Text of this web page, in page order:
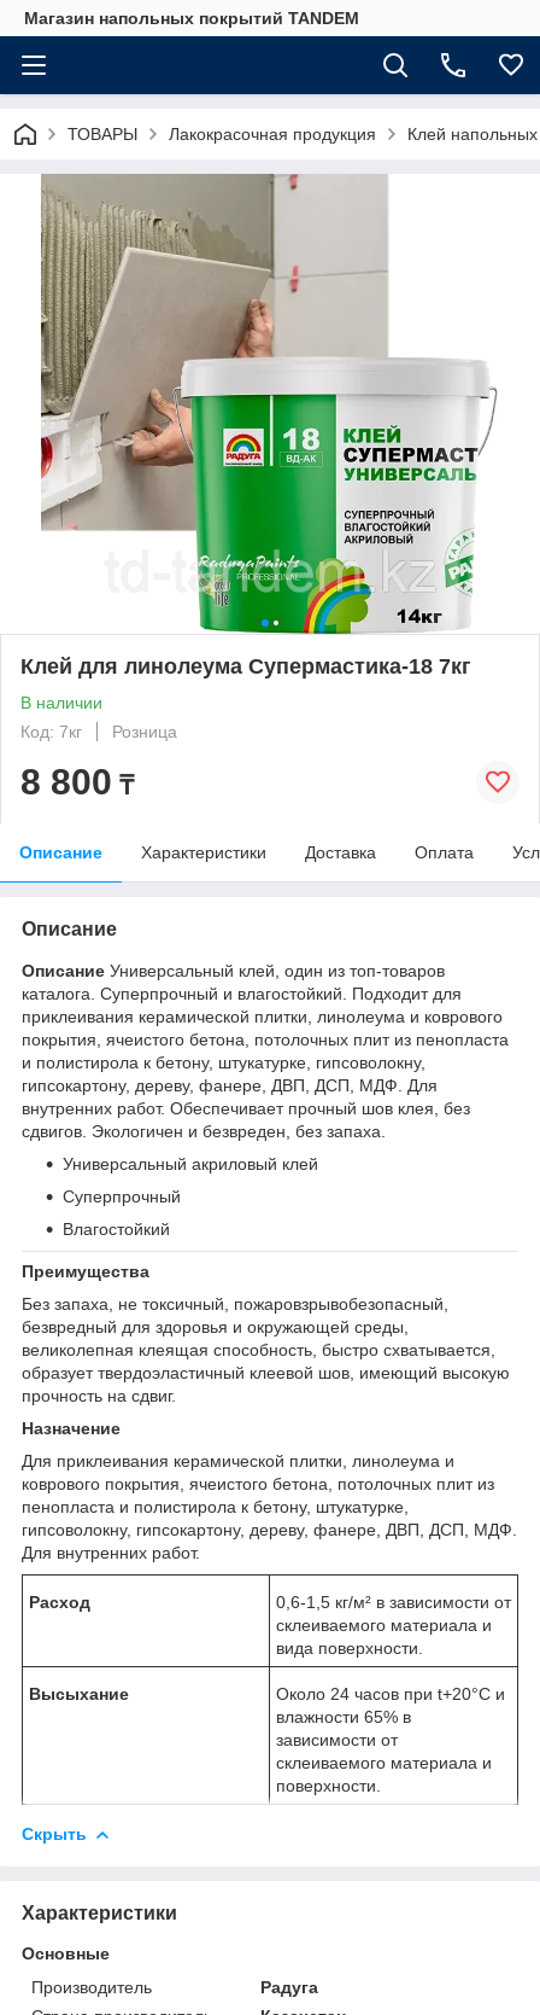
Магазин напольных покрытий TANDEM
ТОВАРЫ Лакокрасочная продукция Клей
Клей для линолеума Супермастика-18 7кг
В наличии
Код: 7кг
Розница
8 800 ₸
Описание Характеристики Доставка Оплата
Описание
Описание Универсальный клей, один из топ-товаров
каталога. Суперпрочный и влагостойкий. Подходит для
приклеивания керамической плитки, линолеума и коврового
покрытия, ячеистого бетона, потолочных плит из пенопласта
и полистирола к бетону, штукатурке, гипсоволокну,
гипсокартону, дереву, фанере, ДВП, ДСП, МДФ. Для
внутренних работ. Обеспечивает прочный шов клея, без
сдвигов. Экологичен и безвреден, без запаха.
Универсальный акриловый клей
Суперпрочный
Влагостойкий
Преимущества
Без запаха, не токсичный, пожаровзрывобезопасный,
безвредный для здоровья и окружающей среды,
великолепная клеящая способность, быстро схватывается,
образует твердоэластичный клеевой шов, имеющий высокую
прочность на сдвиг.
Назначение
Для приклеивания керамической плитки, линолеума и
коврового покрытия, ячеистого бетона, потолочных плит из
пенопласта и полистирола к бетону, штукатурке,
гипсоволокну, гипсокартону, дереву, фанере, ДВП, ДСП, МДФ.
Для внутренних работ.
Расход
0,6-1,5 кг/м² в зависимости от
склеиваемого материала и
вида поверхности.
Высыхание
Около 24 часов при t+20°С и
влажности 65% в
зависимости от
склеиваемого материала и
поверхности.
Скрыть
Характеристики
Основные
Производитель
Радуга